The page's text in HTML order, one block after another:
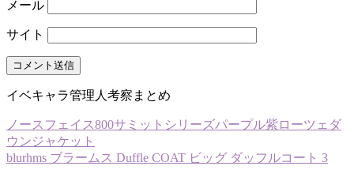
メール
サイト
イベキャラ管理人考察まとめ
ノースフェイス800サミットシリーズパープル紫ローツェダ
ウンジャケット
blurhms ブラームス Duffle COAT ビッグ ダッフルコート 3